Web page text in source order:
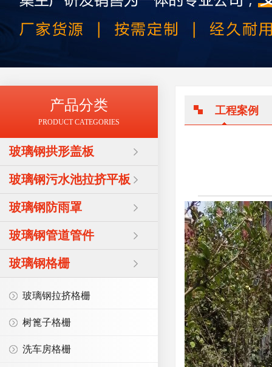
产品分类
PRODUCT CATEGORIES
玻璃钢拱形盖板
玻璃钢污水池拉挤平板
玻璃钢防雨罩
玻璃钢管道管件
玻璃钢格栅
玻璃钢拉挤格栅
树篦子格栅
洗车房格栅
工程案例